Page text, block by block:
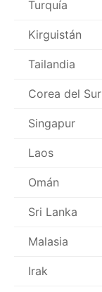
Turquía
Kirguistán
Tailandia
Corea del Sur
Singapur
Laos
Omán
Sri Lanka
Malasia
Irak